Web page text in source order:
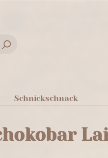
Schnickschnack